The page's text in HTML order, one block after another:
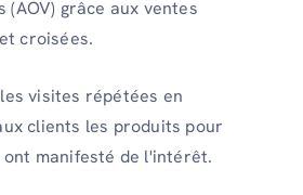
(AOV) grâce aux ventes
croisées.
visites répétées en
clients les produits pour
ont manifesté de l'intérêt.